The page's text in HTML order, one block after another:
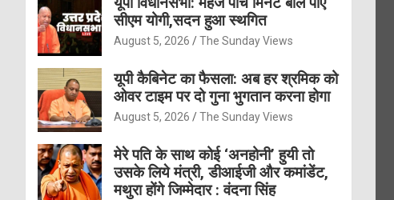
सीएम योगी,सदन हुआ स्थगित
August 5, 2026 The Sunday Views
यूपी कैबिनेट का फैसला: अब हर श्रमिक को
ओवर टाइम पर दो गुना भुगतान करना होगा
August 5, 2026 The Sunday Views
मेरे पति के साथ कोई ‘अनहोनी’ हुयी तो
उसके लिये मंत्री, डीआईजी और कमांडेंट,
मथुरा होंगे जिम्मेदार : वंदना सिंह